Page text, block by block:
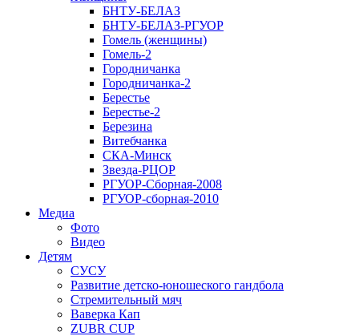
БНТУ-БЕЛАЗ
БНТУ-БЕЛАЗ-РГУОР
Гомель (женщины)
Гомель-2
Городничанка
Городничанка-2
Берестье
Берестье-2
Березина
Витебчанка
СКА-Минск
Звезда-РЦОР
РГУОР-Сборная-2008
РГУОР-сборная-2010
Медиа
Фото
Видео
Детям
СУСУ
Развитие детско-юношеского гандбола
Стремительный мяч
Ваверка Кап
ZUBR CUP